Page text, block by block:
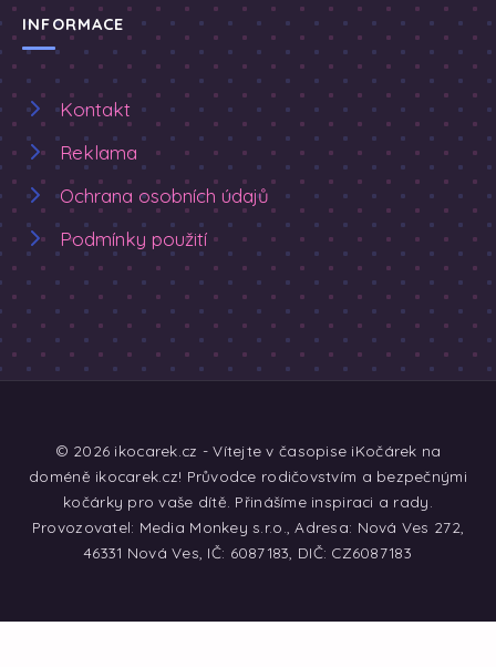
INFORMACE
Kontakt
Reklama
Ochrana osobních údajů
Podmínky použití
© 2026 ikocarek.cz - Vítejte v časopise iKočárek na
doméně ikocarek.cz! Průvodce rodičovstvím a bezpečnými
kočárky pro vaše dítě. Přinášíme inspiraci a rady.
Provozovatel: Media Monkey s.r.o., Adresa: Nová Ves 272,
46331 Nová Ves, IČ: 6087183, DIČ: CZ6087183